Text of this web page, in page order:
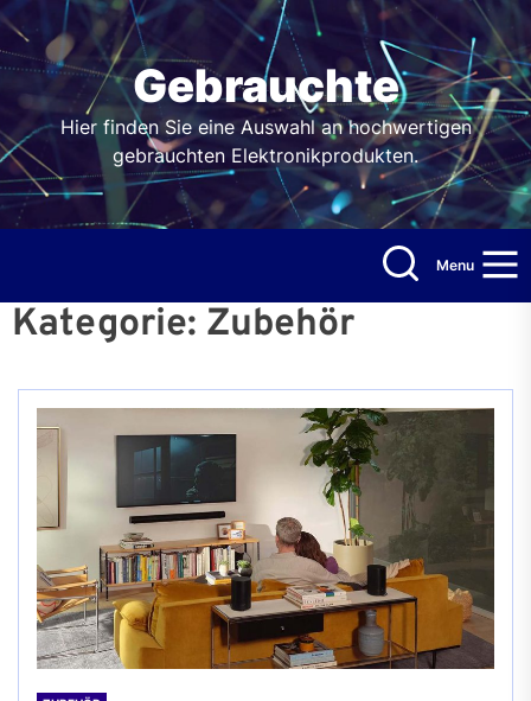
Skip
the
content
Gebrauchte
Hier finden Sie eine Auswahl an hochwertigen
gebrauchten Elektronikprodukten.
Menu
Kategorie: Zubehör